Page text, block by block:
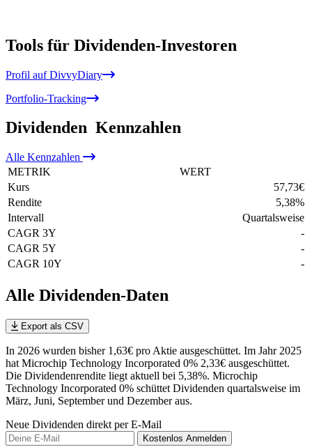
Tools für Dividenden-Investoren
Profil auf DivvyDiary
Portfolio-Tracking
Dividenden Kennzahlen
Alle Kennzahlen
METRIK
WERT
Kurs
57,73€
Rendite
5,38%
Intervall
Quartalsweise
CAGR 3Y
-
CAGR 5Y
-
CAGR 10Y
-
Alle Dividenden-Daten
Export als CSV
In 2026 wurden bisher 1,63€ pro Aktie ausgeschüttet. Im Jahr 2025
hat Microchip Technology Incorporated 0% 2,33€ ausgeschüttet.
Die Dividendenrendite liegt aktuell bei 5,38%. Microchip
Technology Incorporated 0% schüttet Dividenden quartalsweise im
März, Juni, September und Dezember aus.
Neue Dividenden direkt per E-Mail
Kostenlos Anmelden